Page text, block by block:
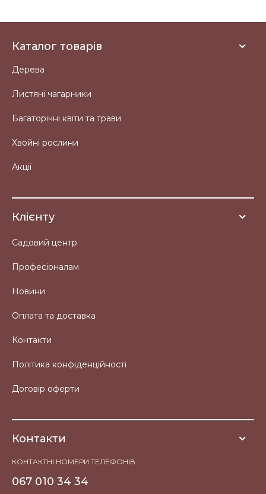
Каталог товарів
Дерева
Листяні чагарники
Багаторічні квіти та трави
Хвойні рослини
Акції
Клієнту
Садовий центр
Професіоналам
Новини
Оплата та доставка
Контакти
Політика конфіденційності
Договір оферти
Контакти
КОНТАКТНІ НОМЕРИ ТЕЛЕФОНІВ
067 010 34 34